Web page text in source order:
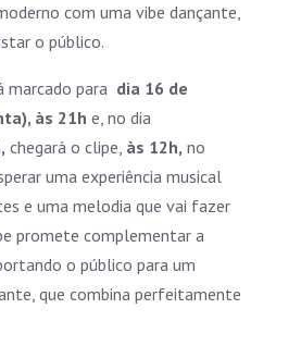
com uma vibe dançante,
o público.
para dia 16 de
às 21h e, no dia
chegará o clipe, às 12h, no
uma experiência musical
e uma melodia que vai fazer
promete complementar a
o público para um
que combina perfeitamente